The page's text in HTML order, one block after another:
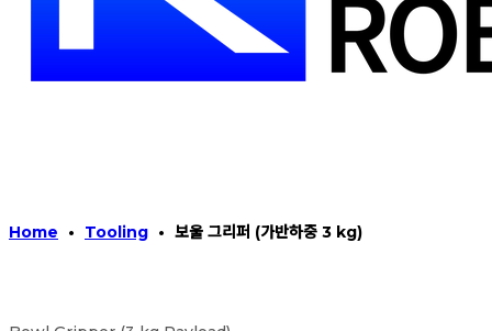
Home • Tooling • 보울 그리퍼 (가반하중 3 kg)